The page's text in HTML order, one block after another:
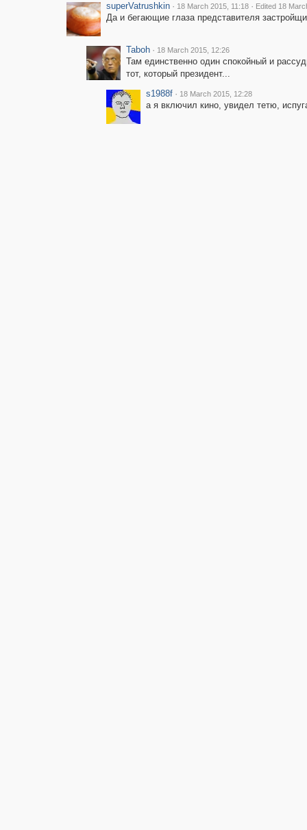
superVatrushkin · 18 March 2015, 11:18 · Edited 18
Да и бегающие глаза представителя
Taboh · 18 March 2015, 12:26
Там единственно один спокойный и
тот, который президент...
s1988f · 18 March 2015, 12:28
а я включил кино, увидел тетю,